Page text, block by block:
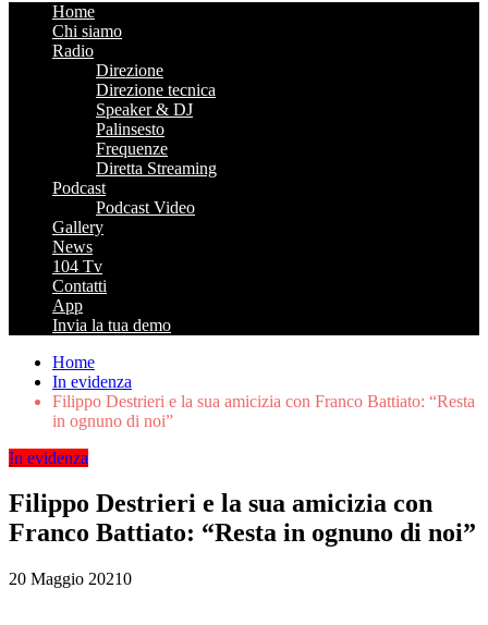
Home
Chi siamo
Radio
Direzione
Direzione tecnica
Speaker & DJ
Palinsesto
Frequenze
Diretta Streaming
Podcast
Podcast Video
Gallery
News
104 Tv
Contatti
App
Invia la tua demo
Home
In evidenza
Filippo Destrieri e la sua amicizia con Franco Battiato: “Resta
in ognuno di noi”
In evidenza
Filippo Destrieri e la sua amicizia con
Franco Battiato: “Resta in ognuno di noi”
20 Maggio 20210